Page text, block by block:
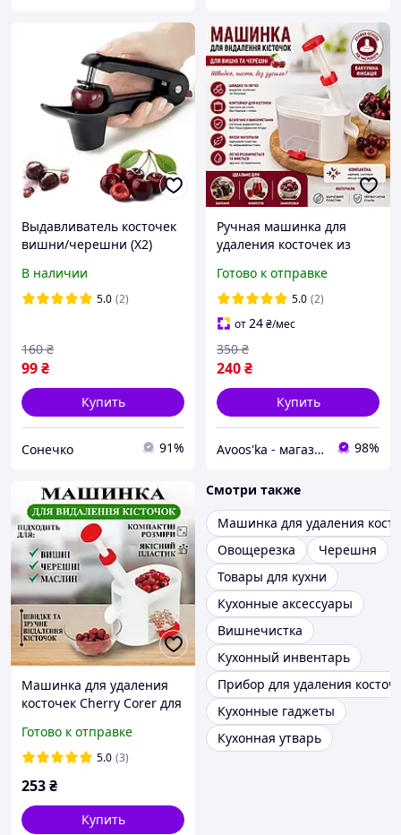
Выдавливатель косточек
вишни/черешни (X2)
В наличии
5.0 (2)
99₴
160 ₴
Купить
Сонечко 91%
Ручная машинка для
удаления косточек из
оливок | С вакуумной
присоской и стальным
механизмом
Готово к отправке
5.0 (2)
от24₴/мес
240₴
350 ₴
Купить
Avoos'ka - магазин для Вашого дому та комфорту,) 98%
Машинка для удаления
косточек Cherry Corer для
контейнером
Готово к отправке
5.0 (3)
253₴
Купить
Смотри также
Машинка для удаления
Овощерезка
Черешня
Товары для кухни
Кухонные аксессуары
Вишнечистка
Кухонный инвентарь
Прибор для удаления
Кухонные гаджеты
Кухонная утварь